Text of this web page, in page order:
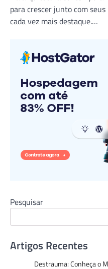
para crescer junto com
cada vez mais destaque.…
Pesquisar
Artigos Recentes
Destrauma: Conheça o